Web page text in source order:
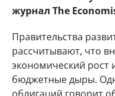
журнал The
Правительства
рассчитывают, что
экономический рост
бюджетные дыры.